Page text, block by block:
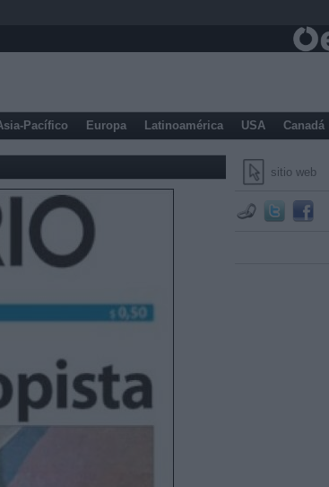
Pacífico Europa Latinoamérica USA Canadá
sitio web